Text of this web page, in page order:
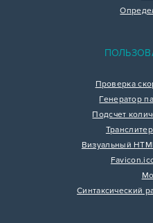
Проверка
Генератор
Подсчет
Визуальный
Синтаксический